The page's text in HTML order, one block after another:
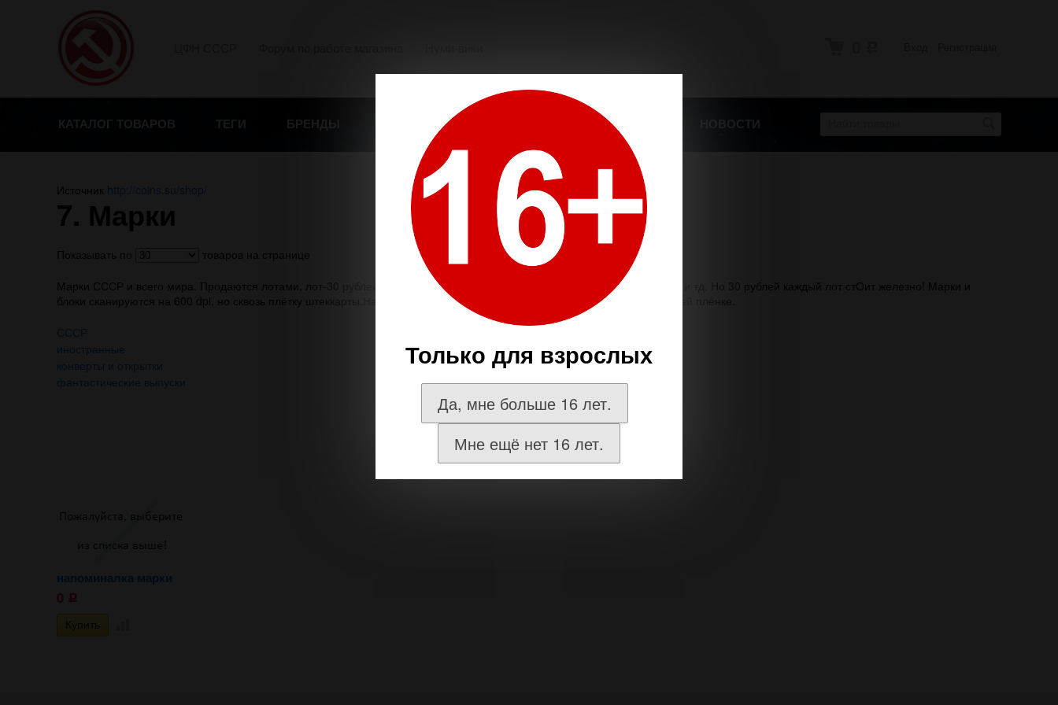
КАТАЛОГ ТОВАРОВ ТЕГИ БРЕНДЫ О НАШЕМ МАГАЗИНЕ ОПЛАТА И ДОСТАВКА НОВОСТИ
Только для взрослых
Да, мне больше 16 лет.
Мне ещё нет 16 лет.
Источник http://coins.su/shop/
7. Марки
Показывать по
товаров на странице
Марки СССР и всего мира. Продаются лотами, лот-30 рублей. Качество у ранних может быть и не ахти-следы подклеек и тд. Но 30 рублей каждый лот стОит железно! Марки и
блоки сканируются на 600 dpi, но сквозь плётку штеккарты.Наклейки с номерами, естественно, не на марках а на верхней плёнке.
СССР
иностранные
конверты и открытки
фантастические выпуски
напоминалка марки